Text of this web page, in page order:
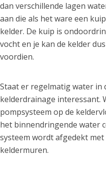
dan verschillende lagen
aan die als het ware een
kelder. De kuip is
vocht en je kan de kelder
voordien.
Staat er regelmatig water in
kelderdrainage interessant.
pompsysteem op de
het binnendringende water
systeem wordt afgedekt
keldermuren.